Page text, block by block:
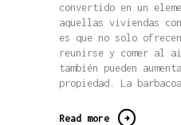
convertido en un
aquellas viviendas
es que no solo
reunirse y comer al
también pueden
propiedad. La
Read more